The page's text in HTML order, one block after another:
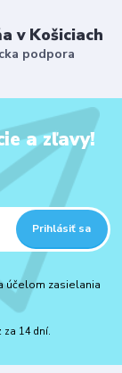
v Košiciach
podpora
a zľavy!
Prihlásiť sa
účelom zasielania
za 14 dní.